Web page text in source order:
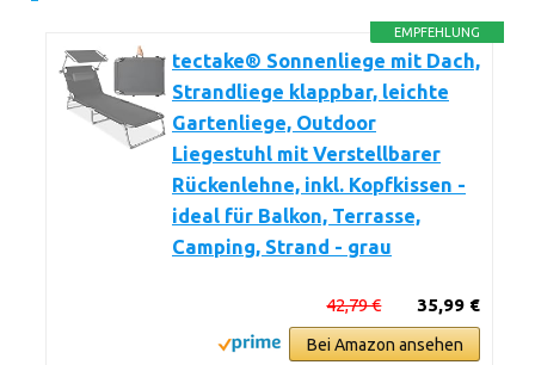
EMPFEHLUNG
tectake® Sonnenliege mit Dach,
Strandliege klappbar, leichte
Gartenliege, Outdoor
Liegestuhl mit Verstellbarer
Rückenlehne, inkl. Kopfkissen -
ideal für Balkon, Terrasse,
Camping, Strand - grau
35,99 €
42,79 €
Bei Amazon ansehen